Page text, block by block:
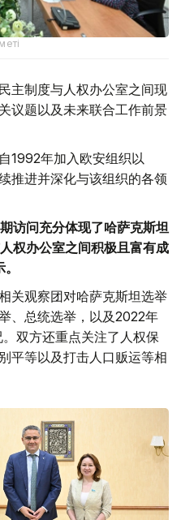
主制度与人权办公室之间现
议题以及未来联合工作前景
1992年加入欧安组织以
推进并深化与该组织的各领
访问充分体现了哈萨克斯坦
权办公室之间积极且富有成
关观察团对哈萨克斯坦选举
、总统选举，以及2022年
双方还重点关注了人权保
平等以及打击人口贩运等相